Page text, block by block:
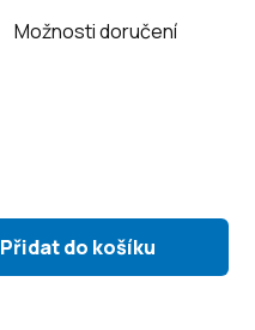
Možnosti doručení
Přidat do košíku